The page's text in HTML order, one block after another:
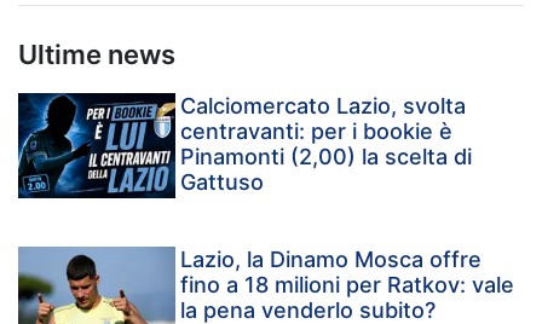
Ultime news
Calciomercato Lazio, svolta
centravanti: per i bookie è
Pinamonti (2,00) la scelta di
Gattuso
Lazio, la Dinamo Mosca offre
fino a 18 milioni per Ratkov: vale
la pena venderlo subito?